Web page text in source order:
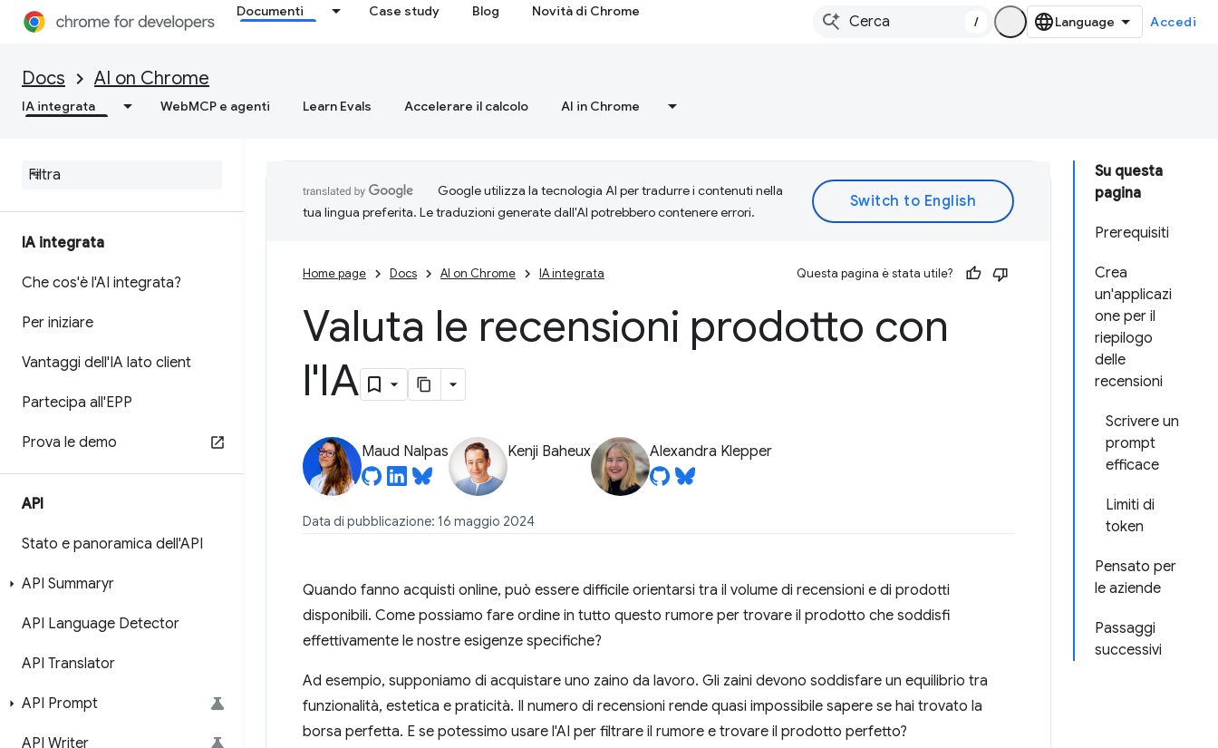
Documenti Case study Blog Novità di Chrome
/ Accedi
Docs AI on Chrome
IA integrata WebMCP e agenti Learn Evals Accelerare il calcolo AI in Chrome
IA integrata
Che cos'è l'AI integrata?
Per iniziare
Vantaggi dell'IA lato client
Partecipa all'EPP
Prova le demo
API
Stato e panoramica dell'API
API Summaryr
API Language Detector
API Translator
API Prompt
API Writer
Su questa
pagina
Prerequisiti
Crea
un'applicazi
one per il
riepilogo
delle
recensioni
Scrivere un
prompt
efficace
Limiti di
token
Pensato per
le aziende
Passaggi
successivi
Google utilizza la tecnologia AI per tradurre i contenuti nella
tua lingua preferita. Le traduzioni generate dall'AI potrebbero contenere errori.
Home page Docs AI on Chrome IA integrata Questa pagina è stata utile?
Valuta le recensioni prodotto con
l'IA
Maud Nalpas Kenji Baheux Alexandra Klepper
Data di pubblicazione: 16 maggio 2024
Quando fanno acquisti online, può essere difficile orientarsi tra il volume di recensioni e di prodotti
disponibili. Come possiamo fare ordine in tutto questo rumore per trovare il prodotto che soddisfi
effettivamente le nostre esigenze specifiche?
Ad esempio, supponiamo di acquistare uno zaino da lavoro. Gli zaini devono soddisfare un equilibrio tra
funzionalità, estetica e praticità. Il numero di recensioni rende quasi impossibile sapere se hai trovato la
borsa perfetta. E se potessimo usare l'AI per filtrare il rumore e trovare il prodotto perfetto?